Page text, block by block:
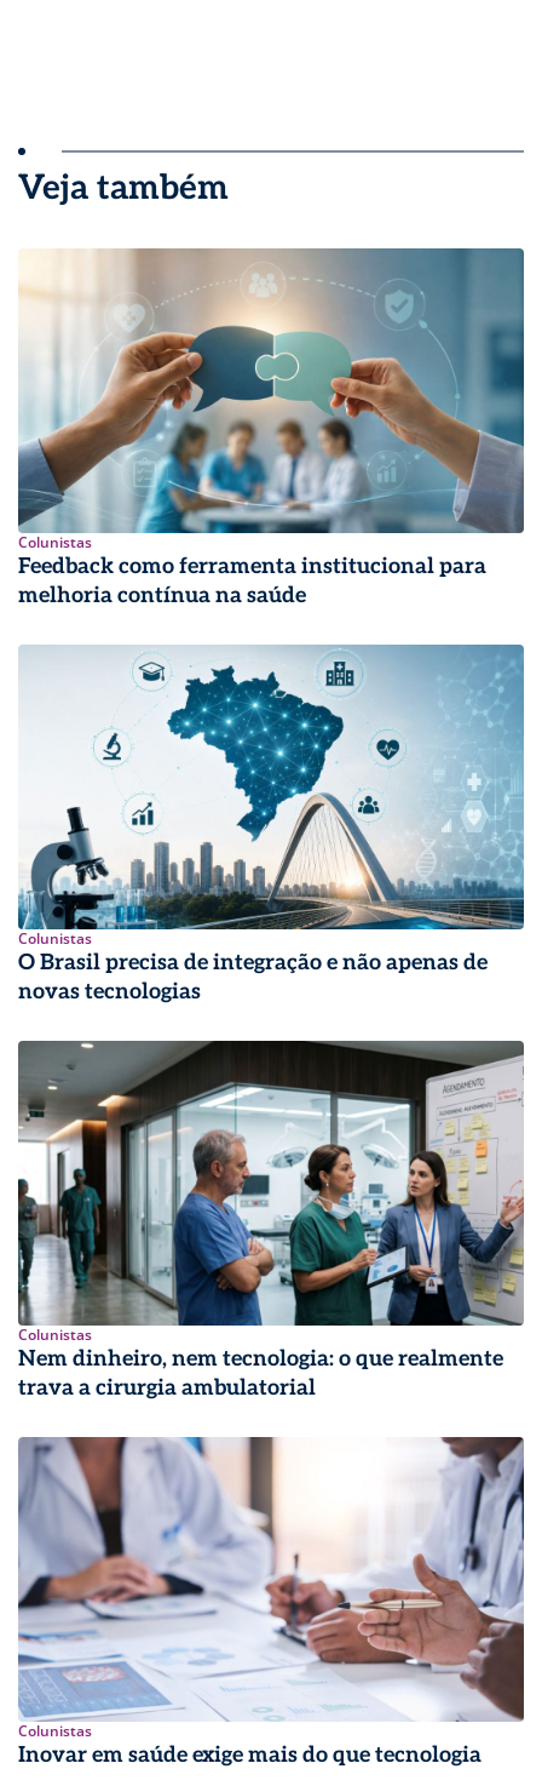
Veja também
Colunistas
Feedback como ferramenta institucional para
melhoria contínua na saúde
Colunistas
O Brasil precisa de integração e não apenas de
novas tecnologias
Colunistas
Nem dinheiro, nem tecnologia: o que realmente
trava a cirurgia ambulatorial
Colunistas
Inovar em saúde exige mais do que tecnologia